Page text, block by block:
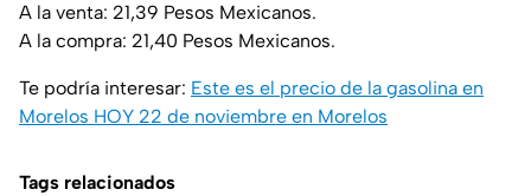
A la venta: 21,39 Pesos Mexicanos.
A la compra: 21,40 Pesos Mexicanos.
Te podría interesar: Este es el precio de la gasolina en
Morelos HOY 22 de noviembre en Morelos
Tags relacionados